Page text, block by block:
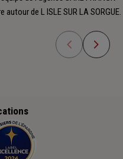
de L ISLE SUR LA SORGUE.